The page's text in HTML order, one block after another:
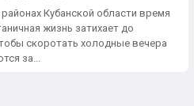
Кубанской области время
жизнь затихает до
скоротать холодные вечера
за...